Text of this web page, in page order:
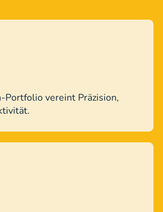
Portfolio vereint Präzision,